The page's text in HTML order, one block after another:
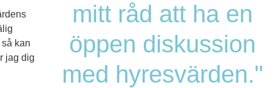
mitt råd att ha en
öppen diskussion
med hyresvärden."
kan
jag dig